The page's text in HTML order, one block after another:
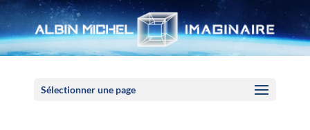
Sélectionner une page
Panneau de gestion des cookies